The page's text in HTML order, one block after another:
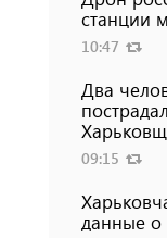
станции
10:47
Два
09:15
данные о